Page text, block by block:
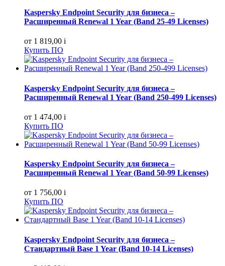
Kaspersky Endpoint Security для бизнеса –
Расширенный Renewal 1 Year (Band 25-49 Licenses)
от 1 819,00 i
Купить ПО
Kaspersky Endpoint Security для бизнеса –
Расширенный Renewal 1 Year (Band 250-499 Licenses)
от 1 474,00 i
Купить ПО
Kaspersky Endpoint Security для бизнеса –
Расширенный Renewal 1 Year (Band 50-99 Licenses)
от 1 756,00 i
Купить ПО
Kaspersky Endpoint Security для бизнеса –
Стандартный Base 1 Year (Band 10-14 Licenses)